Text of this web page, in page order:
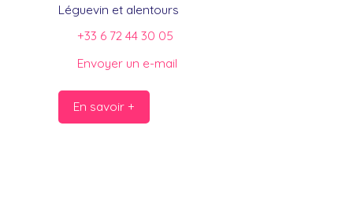
Léguevin et alentours
+33 6 72 44 30 05
Envoyer un e-mail
En savoir +